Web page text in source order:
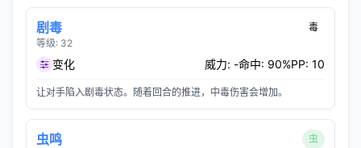
剧毒
等级: 32
毒
变化 威力: -命中: 90%PP: 10
让对手陷入剧毒状态。随着回合的推进，中毒伤害会增加。
虫鸣 虫